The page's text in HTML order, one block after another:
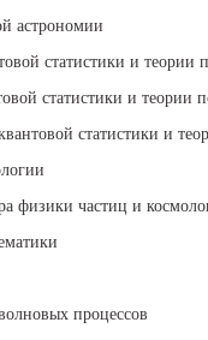
астрономии
статистики и теории
статистики и теории
статистики и
физики частиц и
процессов